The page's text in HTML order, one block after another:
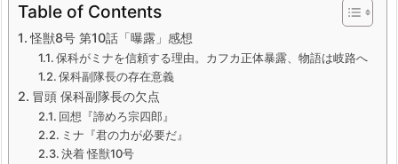
Table of Contents
怪獣8号 第10話「曝露」感想
保科がミナを信頼する理由。カフカ正体暴露、物語は岐路へ
保科副隊長の存在意義
冒頭 保科副隊長の欠点
回想『諦めろ宗四郎』
ミナ『君の力が必要だ』
決着 怪獣10号